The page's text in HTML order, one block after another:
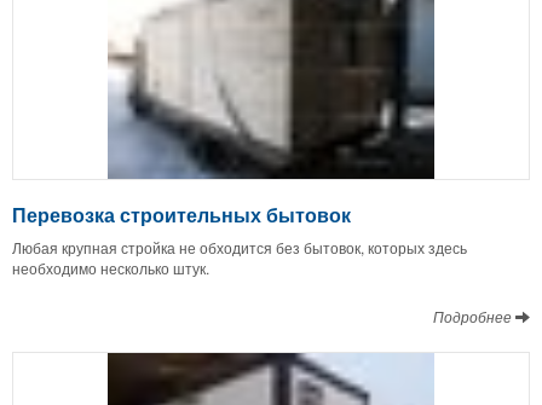
Перевозка строительных бытовок
Любая крупная стройка не обходится без бытовок, которых здесь
необходимо несколько штук.
Подробнее